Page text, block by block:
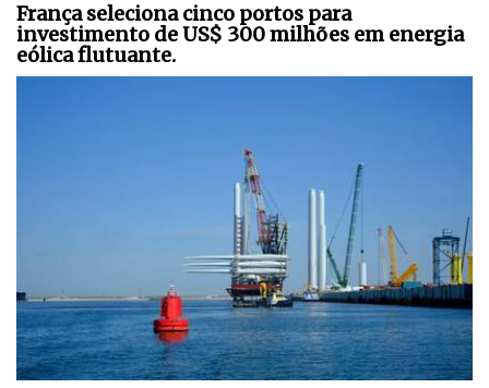
França seleciona cinco portos para
investimento de US$ 300 milhões em energia
eólica flutuante.